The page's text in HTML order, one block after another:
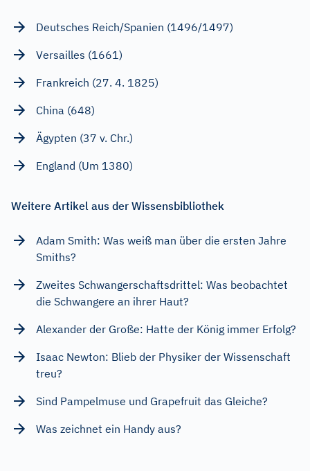
Deutsches Reich/Spanien (1496/1497)
Versailles (1661)
Frankreich (27. 4. 1825)
China (648)
Ägypten (37 v. Chr.)
England (Um 1380)
Weitere Artikel aus der Wissensbibliothek
Adam Smith: Was weiß man über die ersten Jahre
Smiths?
Zweites Schwangerschaftsdrittel: Was beobachtet
die Schwangere an ihrer Haut?
Alexander der Große: Hatte der König immer Erfolg?
Isaac Newton: Blieb der Physiker der Wissenschaft
treu?
Sind Pampelmuse und Grapefruit das Gleiche?
Was zeichnet ein Handy aus?